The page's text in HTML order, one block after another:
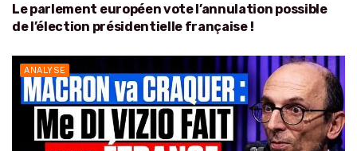
Le parlement européen vote l’annulation possible
de l’élection présidentielle française !
ANALYSE